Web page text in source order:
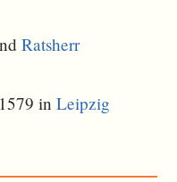
Ratsherr
inLeipzig